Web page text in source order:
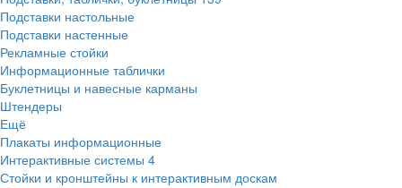
Подставки настольные
Подставки настенные
Рекламные стойки
Информационные таблички
Буклетницы и навесные карманы
Штендеры
Ещё
Плакаты информационные
Интерактивные системы 4
Стойки и кронштейны к интерактивным доскам